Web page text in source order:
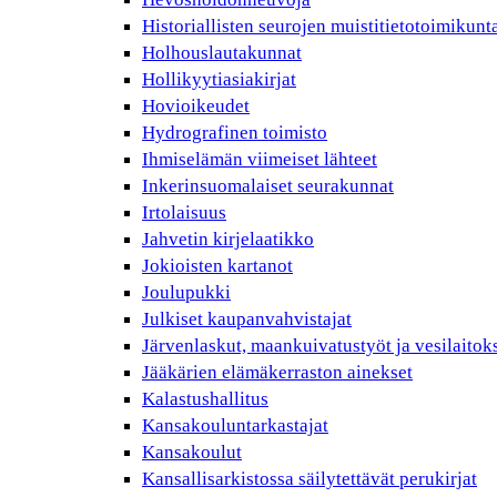
Historiallisten seurojen
Holhouslautakunnat
Hollikyytiasiakirjat
Hovioikeudet
Hydrografinen toimisto
Ihmiselämän viimeiset lähteet
Inkerinsuomalaiset seurakunnat
Irtolaisuus
Jahvetin kirjelaatikko
Jokioisten kartanot
Joulupukki
Julkiset kaupanvahvistajat
Järvenlaskut, maankuivatustyöt ja
Jääkärien elämäkerraston ainekset
Kalastushallitus
Kansakouluntarkastajat
Kansakoulut
Kansallisarkistossa säilytettävät perukirjat